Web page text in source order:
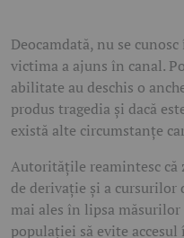
Deocamdată, nu se
victima a ajuns în canal.
abilitate au deschis o
produs tragedia și dacă
există alte circumstanțe
Autoritățile reamintesc că
de derivație și a cursurilor
mai ales în lipsa măsurilor
populației să evite